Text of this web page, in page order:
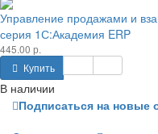
Управление продажами и
серия 1С:Академия ERP
445.00 р.
Купить
В наличии
Подписаться на новые